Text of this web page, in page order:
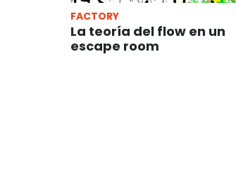
FACTORY
La teoría del flow en un
escape room